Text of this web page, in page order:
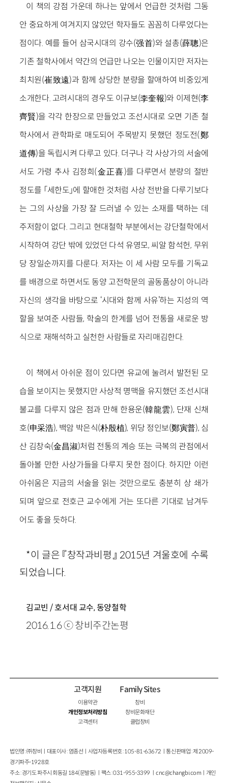
이 책의 강점 가운데 하나는 앞에서 언급한 것처럼 그동
안 중요하게 여겨지지 않았던 학자들도 꼼꼼히 다루었다는
점이다. 예를 들어 삼국시대의 강수(强首)와 설총(薛聰)은
기존 철학사에서 약간의 언급만 나오는 인물이지만 저자는
최치원(崔致遠)과 함께 상당한 분량을 할애하여 비중있게
소개한다. 고려시대의 경우도 이규보(李奎報)와 이제현(李
齊賢)을 각각 한장으로 만들었고 조선시대로 오면 기존 철
학사에서 관학파로 매도되어 주목받지 못했던 정도전(鄭
道傳)을 독립시켜 다루고 있다. 더구나 각 사상가의 서술에
서도 가령 추사 김정희(金正喜)를 다루면서 분량의 절반
정도를 「세한도」에 할애한 것처럼 사상 전반을 다루기보다
는 그의 사상을 가장 잘 드러낼 수 있는 소재를 택하는 데
주저함이 없다. 그리고 현대철학 부분에서는 강단철학에서
시작하여 강단 밖에 있었던 다석 유영모, 씨알 함석헌, 무위
당 장일순까지를 다룬다. 저자는 이 세 사람 모두를 기독교
를 배경으로 하면서도 동양 고전학문의 골동품상이 아니라
자신의 생각을 바탕으로 ‘시대와 함께 사유’하는 지성의 역
할을 보여준 사람들, 학술의 한계를 넘어 전통을 새로운 방
식으로 재해석하고 실천한 사람들로 자리매김한다.
이 책에서 아쉬운 점이 있다면 유교에 눌려서 발전된 모
습을 보이지는 못했지만 사상적 명맥을 유지했던 조선시대
불교를 다루지 않은 점과 만해 한용운(韓龍雲), 단재 신채
호(申采浩), 백암 박은식(朴殷植), 위당 정인보(鄭寅普), 심
산 김창숙(金昌淑)처럼 전통의 계승 또는 극복의 관점에서
돌아볼 만한 사상가들을 다루지 못한 점이다. 하지만 이런
아쉬움은 지금의 서술을 읽는 것만으로도 충분히 상 쇄가
되며 앞으로 전호근 교수에게 거는 또다른 기대로 남겨두
어도 좋을 듯하다.
*이 글은 『창작과비평』 2015년 겨울호에 수록
되었습니다.
김교빈 / 호서대 교수, 동양철학
2016.1.6 ⓒ 창비주간논평
고객지원
이용약관
개인정보처리방침
고객센터
Family Sites
창비
창비문화재단
클럽창비
법인명 : ㈜창비ㅣ대표이사 : 염종선ㅣ사업자등록번호 : 105-81-63672ㅣ통신판매업 : 제 2009-
경기파주-1928호
주소 : 경기도 파주시 회동길 184(문발동)ㅣ팩스 : 031-955-3399 ㅣcnc@changbi.com ㅣ개인